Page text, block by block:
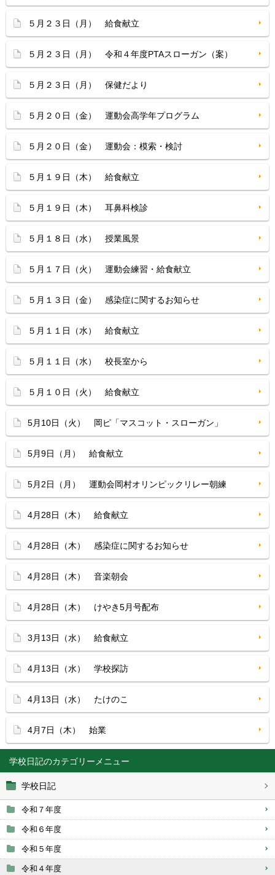
学校日記
学校日記
令和７年度
令和６年度
令和５年度
令和４年度
５月２３日（月） 給食献立
５月２３日（月） 令和４年度PTAスローガン（案）
５月２３日（月） 保健だより
５月２０日（金） 運動会高学年プログラム
５月２０日（金） 運動会：模索・検討
５月１９日（木） 給食献立
５月１９日（木） 耳鼻科検診
５月１８日（水） 授業風景
５月１７日（火） 運動会練習・給食献立
５月１３日（金） 感染症に関するお知らせ
５月１１日（水） 給食献立
５月１１日（水） 校長室から
５月１０日（火） 給食献立
5月10日（火） 岡ピ「マスコット・スローガン」
5月9日（月） 給食献立
5月2日（月） 運動会岡村オリンピックリレー朝練
4月28日（木） 給食献立
4月28日（木） 感染症に関するお知らせ
4月28日（木） 音楽朝会
4月28日（木） けやき5月号配布
3月13日（水） 給食献立
4月13日（水） 学校探訪
4月13日（水） たけのこ
4月7日（木） 始業